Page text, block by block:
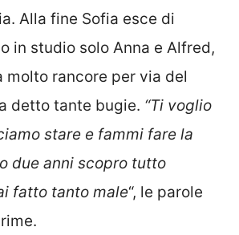
Alla fine Sofia esce di
in studio solo Anna e Alfred,
molto rancore per via del
detto tante bugie. “Ti voglio
stare e fammi fare la
due anni scopro tutto
fatto tanto male“, le parole